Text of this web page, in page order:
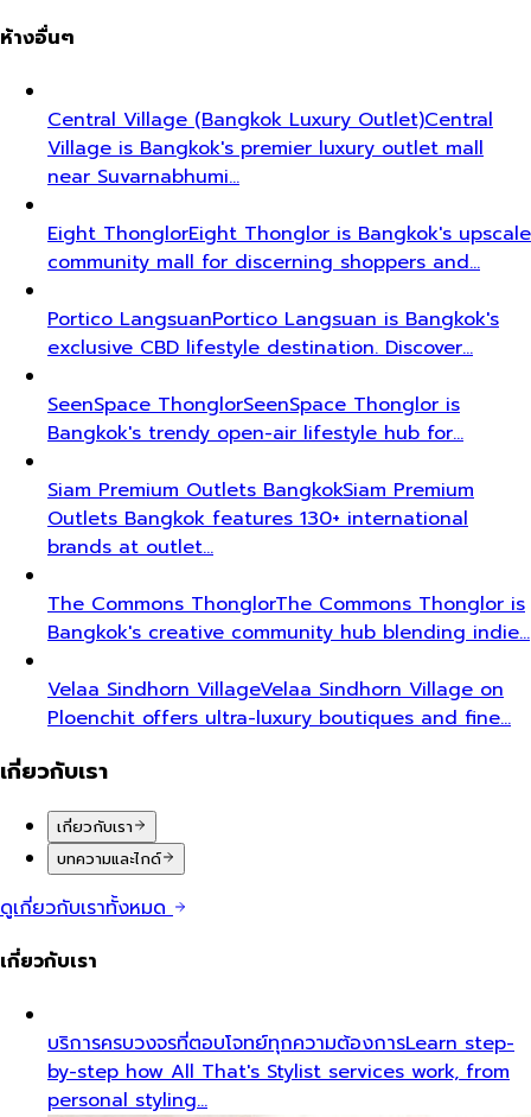
ห้างอื่นๆ
Central Village (Bangkok Luxury Outlet)Central
Village is Bangkok's premier luxury outlet mall
near Suvarnabhumi…
Eight ThonglorEight Thonglor is Bangkok's upscale
community mall for discerning shoppers and…
Portico LangsuanPortico Langsuan is Bangkok's
exclusive CBD lifestyle destination. Discover…
SeenSpace ThonglorSeenSpace Thonglor is
Bangkok's trendy open-air lifestyle hub for…
Siam Premium Outlets BangkokSiam Premium
Outlets Bangkok features 130+ international
brands at outlet…
The Commons ThonglorThe Commons Thonglor is
Bangkok's creative community hub blending indie…
Velaa Sindhorn VillageVelaa Sindhorn Village on
Ploenchit offers ultra-luxury boutiques and fine…
เกี่ยวกับเรา
เกี่ยวกับเรา
บทความและไกด์
ดูเกี่ยวกับเราทั้งหมด
เกี่ยวกับเรา
บริการครบวงจรที่ตอบโจทย์ทุกความต้องการLearn step-
by-step how All That's Stylist services work, from
personal styling…